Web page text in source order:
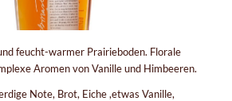
feucht-warmer Prairieboden. Florale
Aromen von Vanille und Himbeeren.
Note, Brot, Eiche ,etwas Vanille,